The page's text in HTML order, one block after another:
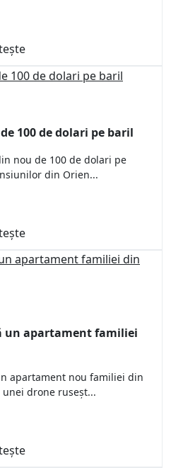
100 de dolari pe baril
nou de 100 de dolari pe
din Orien...
un apartament familiei
apartament nou familiei din
drone ruseșt...